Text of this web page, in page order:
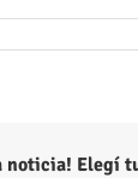
noticia! Elegí